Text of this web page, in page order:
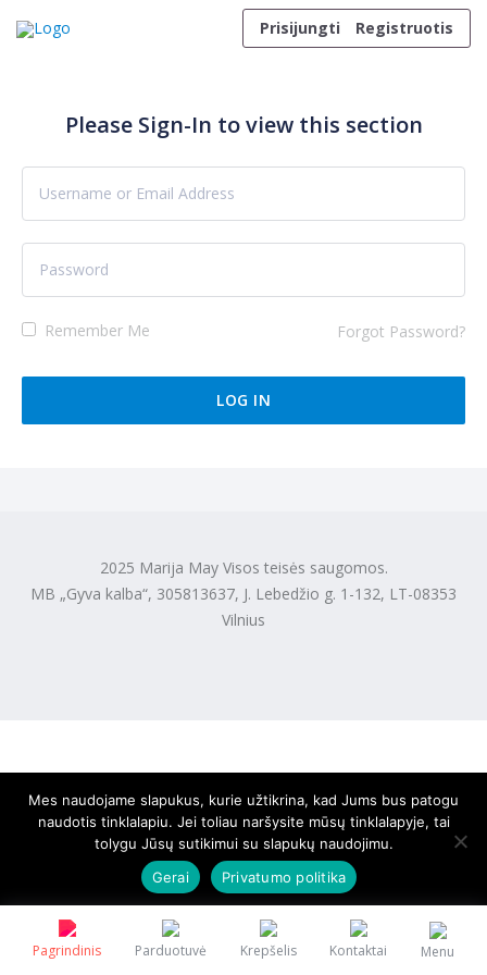
Prisijungti
Registruotis
Pagrindinis Parduotuvė Krepšelis Kontaktai Menu
Please Sign-In to view this section
Remember Me Forgot Password?
2025 Marija May Visos teisės saugomos.
MB „Gyva kalba“, 305813637, J. Lebedžio g. 1-132, LT-08353
Vilnius
Mes naudojame slapukus, kurie užtikrina, kad Jums bus patogu
naudotis tinklalapiu. Jei toliau naršysite mūsų tinklalapyje, tai
tolygu Jūsų sutikimui su slapukų naudojimu.
Gerai
Privatumo politika